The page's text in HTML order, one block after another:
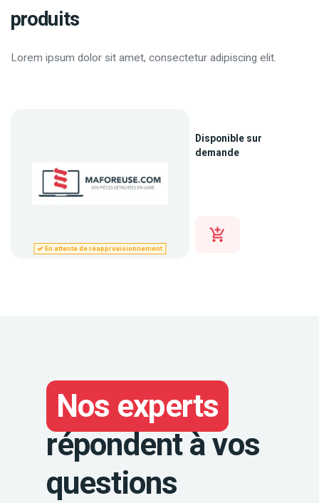
produits
Lorem ipsum dolor sit amet, consectetur adipiscing elit.
En attente de réapprovisionnement
Disponible sur
demande
Nos experts
répondent à vos
questions